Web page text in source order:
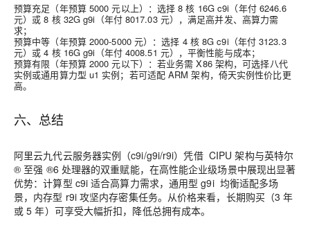
预算充足（年预算 5000 元以上） ：选择 8 核 16G c9i（年付 6246.6
元）或 8 核 32G g9i（年付 8017.03 元），满足高并发、高算力需
求；
预算中等（年预算 2000-5000 元） ：选择 4 核 8G c9i（年付 3123.3
元）或 4 核 16G g9i（年付 4008.51 元），平衡性能与成本；
预算有限（年预算 2000 元以下） ：若业务需 X86 架构，可选择八代
实例或通用算力型 u1 实例；若可适配 ARM 架构，倚天实例性价比更
高。
六、总结
阿里云九代云服务器实例（c9i/g9i/r9i）凭借 CIPU 架构与英特尔
® 至强 ®6 处理器的双重赋能，在高性能企业级场景中展现出显著
优势：计算型 c9i 适合高算力需求，通用型 g9i 均衡适配多场
景，内存型 r9i 攻坚内存密集任务。从价格来看，长期购买（3 年
或 5 年）可享受大幅折扣，降低总拥有成本。